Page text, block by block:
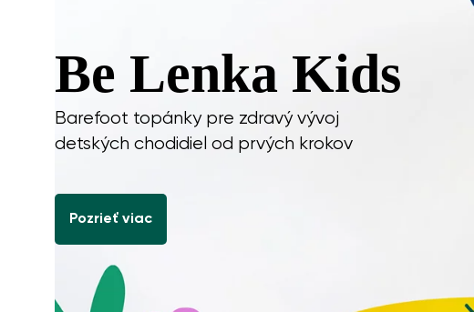
Be Lenka Kids
Barefoot topánky pre zdravý vývoj
detských chodidiel od prvých krokov
Pozrieť viac